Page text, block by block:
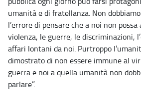
umanità e di fratellanza. Non
l’errore di pensare che a noi non
violenza, le guerre, le discriminazioni,
affari lontani da noi. Purtroppo
dimostrato di non essere immune al
guerra e noi a quella umanità non
parlare”.